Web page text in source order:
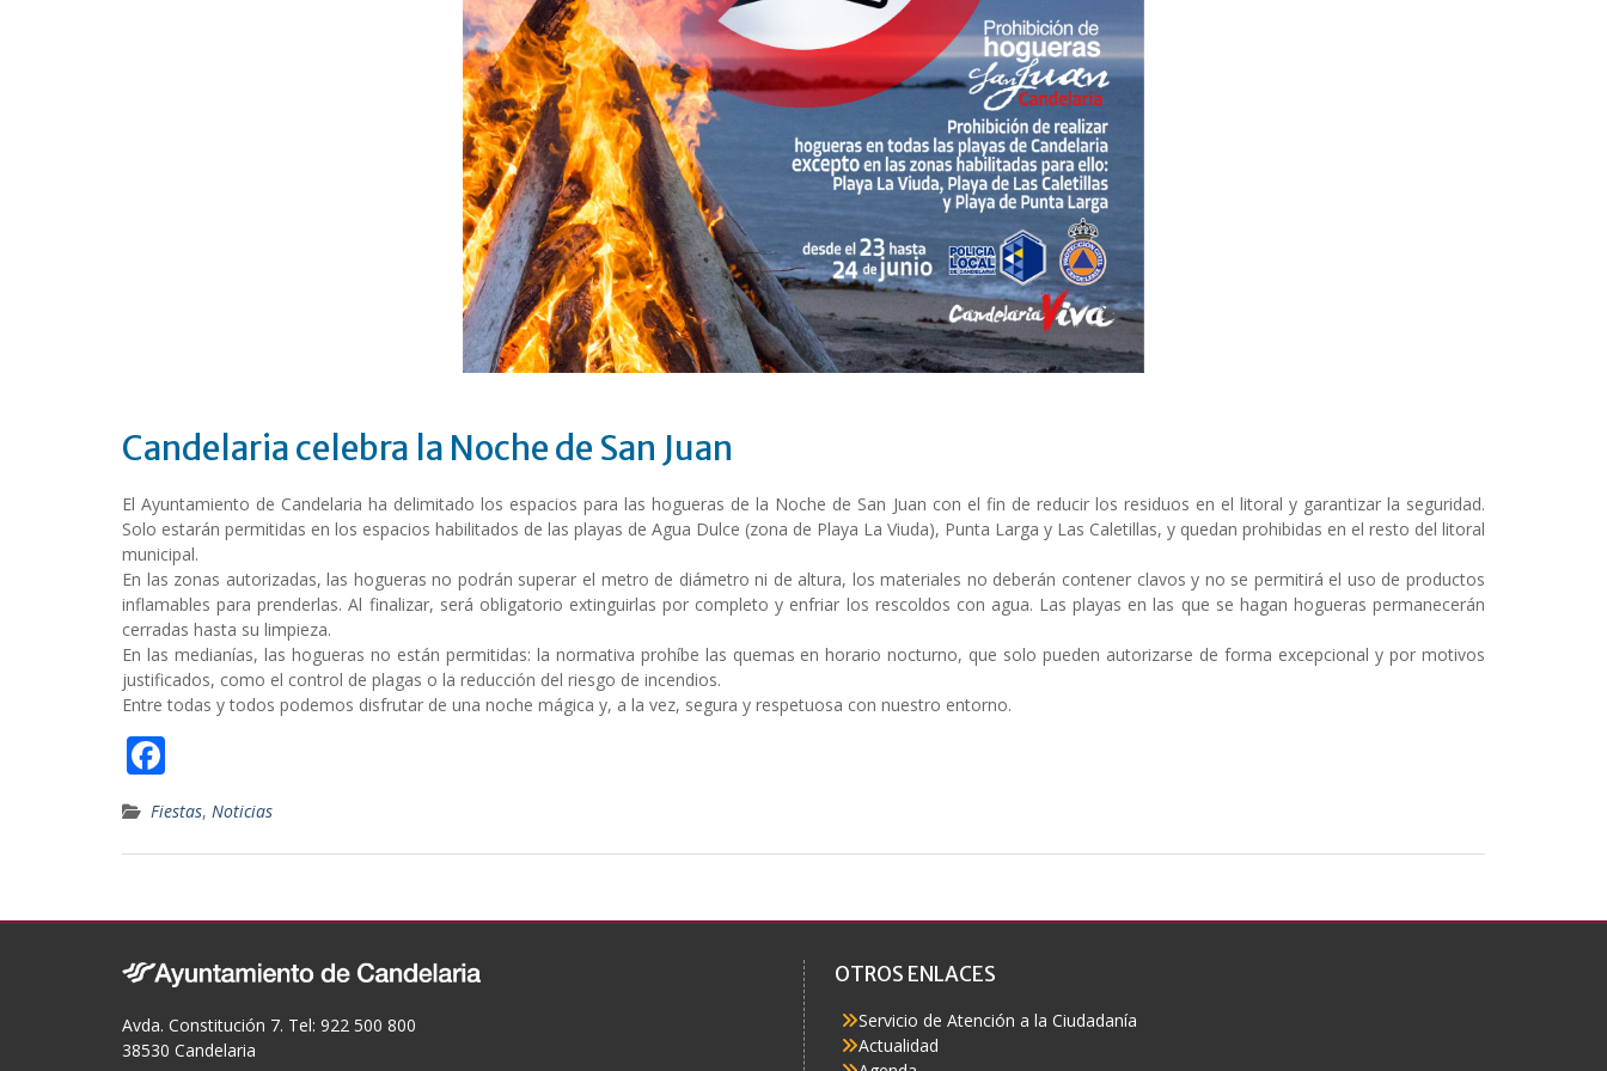
Candelaria celebra la Noche de San Juan
El Ayuntamiento de Candelaria ha delimitado los espacios para las hogueras de la Noche de San Juan con el fin de reducir los residuos en el litoral y garantizar la seguridad.
Solo estarán permitidas en los espacios habilitados de las playas de Agua Dulce (zona de Playa La Viuda), Punta Larga y Las Caletillas, y quedan prohibidas en el resto del litoral
municipal.
En las zonas autorizadas, las hogueras no podrán superar el metro de diámetro ni de altura, los materiales no deberán contener clavos y no se permitirá el uso de productos
inflamables para prenderlas. Al finalizar, será obligatorio extinguirlas por completo y enfriar los rescoldos con agua. Las playas en las que se hagan hogueras permanecerán
cerradas hasta su limpieza.
En las medianías, las hogueras no están permitidas: la normativa prohíbe las quemas en horario nocturno, que solo pueden autorizarse de forma excepcional y por motivos
justificados, como el control de plagas o la reducción del riesgo de incendios.
Entre todas y todos podemos disfrutar de una noche mágica y, a la vez, segura y respetuosa con nuestro entorno.
ac
e
b
o
k
Fiestas, Noticias
Avda. Constitución 7. Tel: 922 500 800
38530 Candelaria
OTROS ENLACES
Servicio de Atención a la Ciudadanía
Actualidad